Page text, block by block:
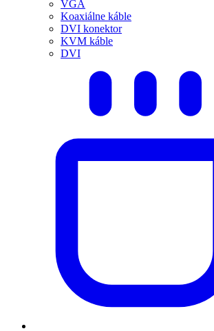
VGA
Koaxiálne káble
DVI konektor
KVM káble
DVI